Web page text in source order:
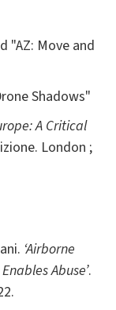
"AZ: Move and
Shadows"
A Critical
London ;
‘Airborne
Abuse’.